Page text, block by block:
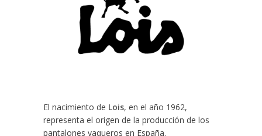
El nacimiento de Lois, en el año 1962,
representa el origen de la producción de los
pantalones vaqueros en España.